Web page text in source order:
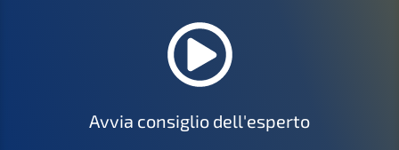
Avvia consiglio dell'esperto